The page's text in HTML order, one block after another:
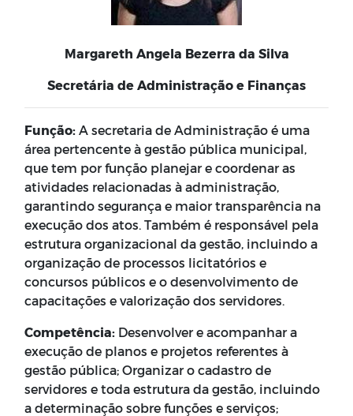
Margareth Angela Bezerra da Silva
Secretária de Administração e Finanças
Função: A secretaria de Administração é uma
área pertencente à gestão pública municipal,
que tem por função planejar e coordenar as
atividades relacionadas à administração,
garantindo segurança e maior transparência na
execução dos atos. Também é responsável pela
estrutura organizacional da gestão, incluindo a
organização de processos licitatórios e
concursos públicos e o desenvolvimento de
capacitações e valorização dos servidores.
Competência: Desenvolver e acompanhar a
execução de planos e projetos referentes à
gestão pública; Organizar o cadastro de
servidores e toda estrutura da gestão, incluindo
a determinação sobre funções e serviços;